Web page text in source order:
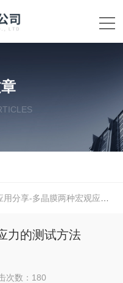
分享-多晶膜两种宏观应力的测试方法（XRD）
力的测试方法
次数：180